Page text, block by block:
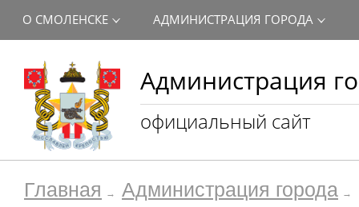
Администрация
официальный сайт
О СМОЛЕНСКЕ АДМИНИСТРАЦИЯ ГОРОДА
Главная Администрация города